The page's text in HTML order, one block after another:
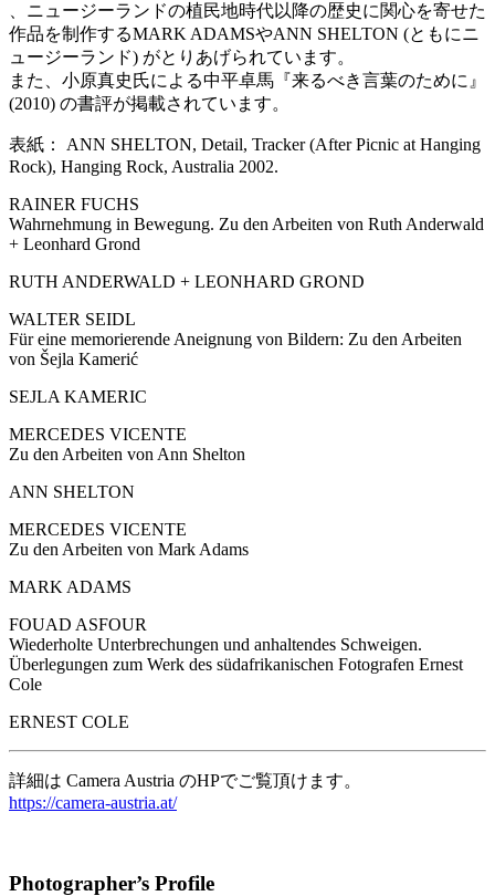
、ニュージーランドの植民地時代以降の歴史に関心を寄せた
作品を制作するMARK ADAMSやANN SHELTON (ともにニ
ュージーランド) がとりあげられています。
また、小原真史氏による中平卓馬『来るべき言葉のために』
(2010) の書評が掲載されています。
表紙： ANN SHELTON, Detail, Tracker (After Picnic at Hanging
Rock), Hanging Rock, Australia 2002.
RAINER FUCHS
Wahrnehmung in Bewegung. Zu den Arbeiten von Ruth Anderwald
+ Leonhard Grond
RUTH ANDERWALD + LEONHARD GROND
WALTER SEIDL
Für eine memorierende Aneignung von Bildern: Zu den Arbeiten
von Šejla Kamerić
SEJLA KAMERIC
MERCEDES VICENTE
Zu den Arbeiten von Ann Shelton
ANN SHELTON
MERCEDES VICENTE
Zu den Arbeiten von Mark Adams
MARK ADAMS
FOUAD ASFOUR
Wiederholte Unterbrechungen und anhaltendes Schweigen.
Überlegungen zum Werk des südafrikanischen Fotografen Ernest
Cole
ERNEST COLE
詳細は Camera Austria のHPでご覧頂けます。
https://camera-austria.at/
Photographer’s Profile